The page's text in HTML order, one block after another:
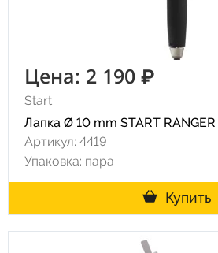
Цена: 2 190 ₽
Start
Лапка Ø 10 mm START RANGER
Артикул: 4419
Упаковка: пара
Купить